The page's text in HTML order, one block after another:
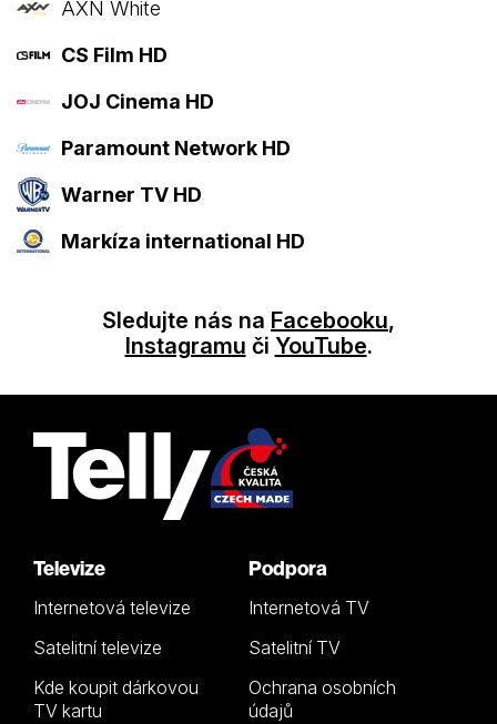
AXN White
CS Film HD
JOJ Cinema HD
Paramount Network HD
Warner TV HD
Markíza international HD
Sledujte nás na Facebooku,
Instagramu či YouTube.
Televize
Internetová televize
Satelitní televize
Kde koupit dárkovou
TV kartu
Podpora
Internetová TV
Satelitní TV
Ochrana osobních
údajů